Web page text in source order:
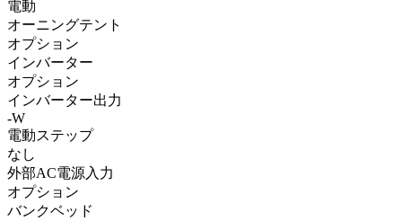
電動
オーニングテント
オプション
インバーター
オプション
インバーター出力
-W
電動ステップ
なし
外部AC電源入力
オプション
バンクベッド